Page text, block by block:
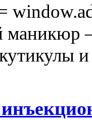
маникюр